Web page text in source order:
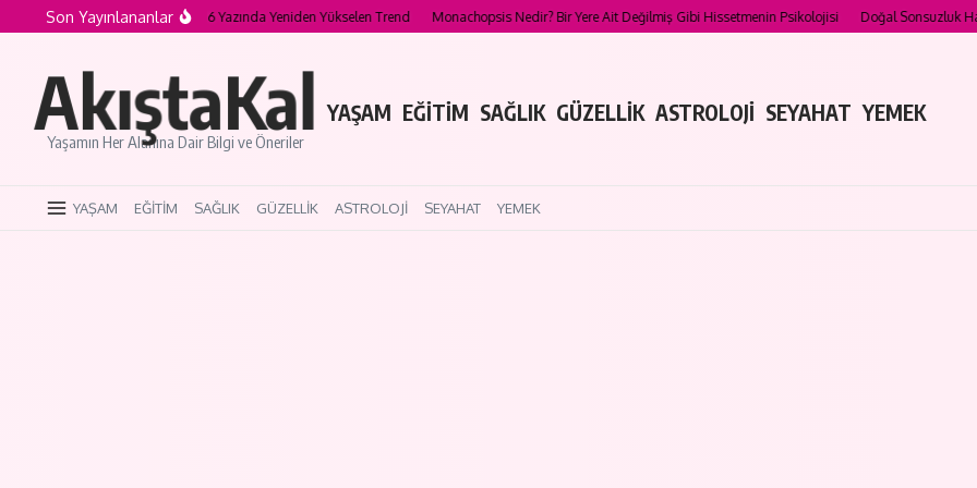
İçeriğe atlaSon Yayınlananlar
Cherry Cola Makeup Nedir? 2026 Yazında Yeniden Yükselen Trend Monachopsis Nedir? Bir Yere Ait Değilmiş Gibi Hissetmenin Psikolojisi Doğal Sonsuzluk
AkıştaKal
Yaşamın Her Alanına Dair Bilgi ve Öneriler
YAŞAM EĞİTİM SAĞLIK GÜZELLİK ASTROLOJİ SEYAHAT YEMEK
YAŞAM EĞİTİM SAĞLIK GÜZELLİK ASTROLOJİ SEYAHAT YEMEK